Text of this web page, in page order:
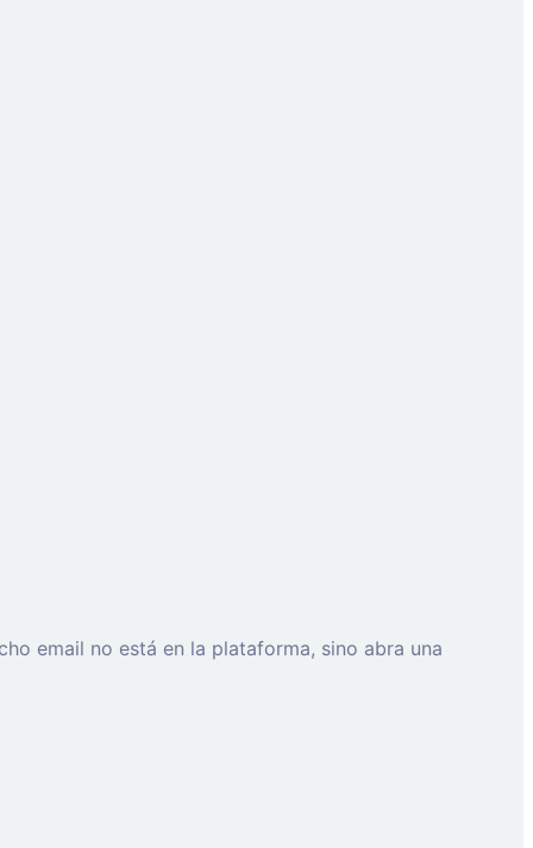
email no está en la plataforma, sino abra una